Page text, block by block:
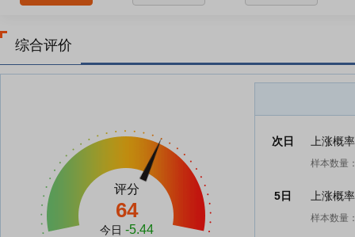
综合评价
评分
64
今日 -5.44
次日 上涨概
样本数量
5日 上涨概
样本数量